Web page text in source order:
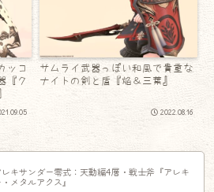
ッコ
『ク
サムライ武器っぽい和風で貴重な
ナイトの剣と盾『焔＆三葉』
2022.08.16
キサンダー零式：天動編4層・戦士斧『アレキ
メタルアクス』